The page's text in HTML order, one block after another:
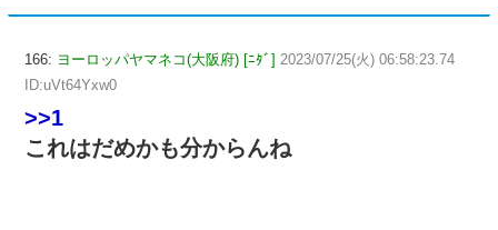
166: ヨーロッパヤマネコ(大阪府) [ﾆﾀﾞ] 2023/07/25(火) 06:58:23.74
ID:uVt64Yxw0
>>1
これはだめかも分からんね